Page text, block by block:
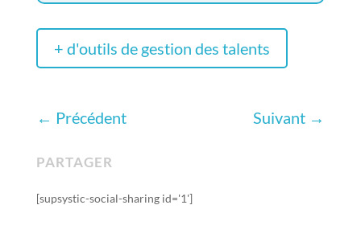
+ d'outils de gestion des talents
← Précédent Suivant →
PARTAGER
[supsystic-social-sharing id='1']